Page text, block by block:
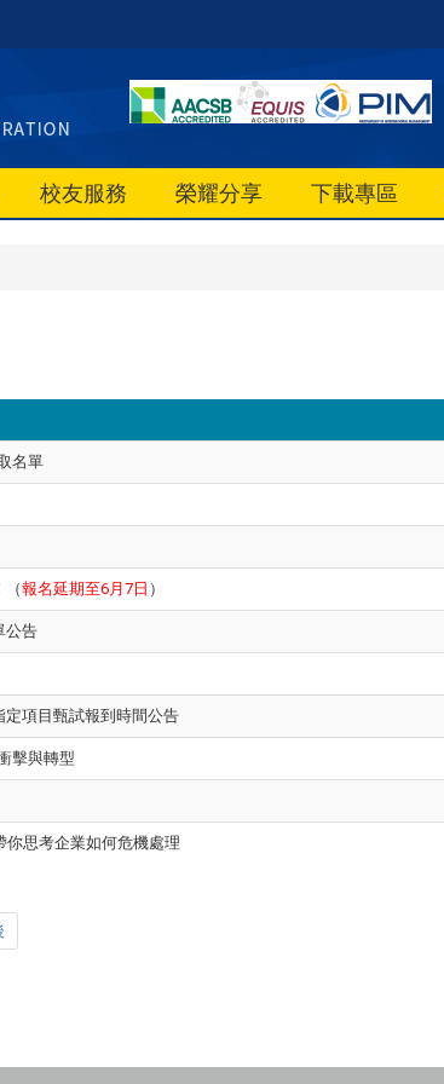
校友服務 榮耀分享 下載專區
名單
（報名延期至6月7日 ）
公告
定項目甄試報到時間公告
擊與轉型
你思考企業如何危機處理